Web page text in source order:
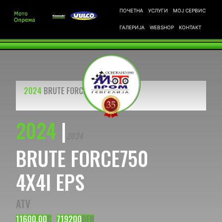
ПОЧЕТНА УСЛУГИ МОЈ СЕРВИС
ГАЛЕРИЈА WEBSHOP КОНТАКТ
2024 BRUTE FORCE750 LE CAMO
2024 |
BRUTE FORCE750
4X4I EPS
ATV
11600.00€ 719200DEN